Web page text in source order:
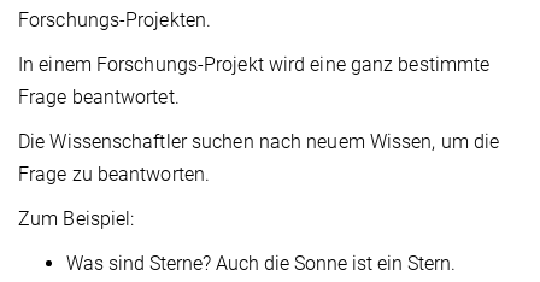
Forschungs-Projekten.
In einem Forschungs-Projekt wird eine ganz bestimmte
Frage beantwortet.
Die Wissenschaftler suchen nach neuem Wissen, um die
Frage zu beantworten.
Zum Beispiel:
Was sind Sterne? Auch die Sonne ist ein Stern.